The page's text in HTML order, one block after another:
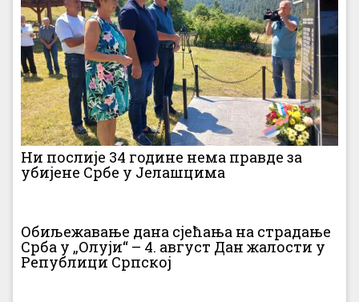
Ни послије 34 године нема правде за
убијене Србе у Јелашцима
Обиљежавање дана сјећања на страдање
Срба у „Олуји“ – 4. август Дан жалости у
Републици Српској